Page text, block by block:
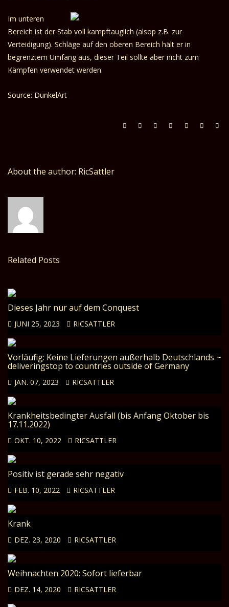
Im unteren
Bereich ist der Stab voll kampftauglich (alsop z.B. zur
Verteidigung). Schläge auf den oberen Bereich hält er in
begrenztem Umfang aus, dieser Teil sollte aber nicht zum
Kämpfen verwendet werden.
Source: DunkelArt
About the author: RicSattler
Related Posts
Dieses Jahr nur auf dem Conquest
JUNI 25, 2023 RICSATTLER
Vorläufig: Keine Lieferungen außerhalb Deutschlands ~
deliveringstop to countries outside of Germany
JAN. 07, 2023 RICSATTLER
Krankheitsbedingter Ausfall (bis Anfang Oktober bis
17.11.2022)
OKT. 10, 2022 RICSATTLER
Positiv ist gerade sehr negativ
FEB. 10, 2022 RICSATTLER
Krank
DEZ. 23, 2020 RICSATTLER
Weihnachten 2020: Sofort lieferbar
DEZ. 14, 2020 RICSATTLER